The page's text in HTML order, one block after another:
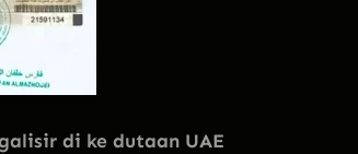
di ke dutaan UAE